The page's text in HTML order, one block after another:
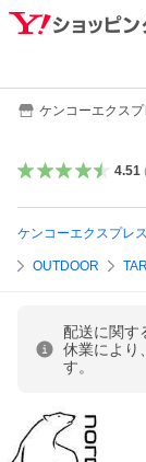
ケンコーエクスプ
4.51（
ケンコーエクスプレス
OUTDOOR
配送に関
休業により
す。